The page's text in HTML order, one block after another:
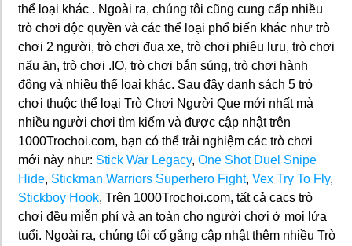
thể loại khác . Ngoài ra, chúng tôi cũng cung cấp nhiều
trò chơi độc quyền và các thể loại phổ biến khác như trò
chơi 2 người, trò chơi đua xe, trò chơi phiêu lưu, trò chơi
nấu ăn, trò chơi .IO, trò chơi bắn súng, trò chơi hành
động và nhiều thể loại khác. Sau đây danh sách 5 trò
chơi thuộc thể loại Trò Chơi Người Que mới nhất mà
nhiều người chơi tìm kiếm và được cập nhật trên
1000Trochoi.com, bạn có thể trải nghiệm các trò chơi
mới này như: Stick War Legacy,One Shot Duel Snipe
Hide, Stickman Warriors Superhero Fight,Vex Try To Fly,
Stickboy Hook, Trên 1000Trochoi.com, tất cả cacs trò
chơi đều miễn phí và an toàn cho người chơi ở mọi lứa
tuổi. Ngoài ra, chúng tôi cố gắng cập nhật thêm nhiều Trò